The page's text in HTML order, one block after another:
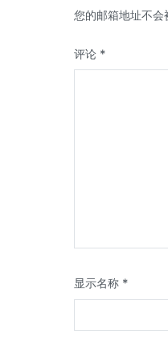
您的邮箱地址不会
评论 *
显示名称 *